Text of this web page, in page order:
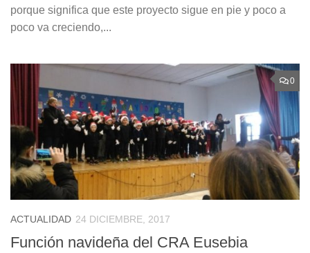
porque significa que este proyecto sigue en pie y poco a
poco va creciendo,...
0
ACTUALIDAD 24 DICIEMBRE, 2017
Función navideña del CRA Eusebia